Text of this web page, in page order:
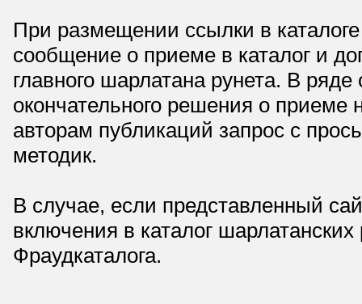
При размещении ссылки в
сообщение о приеме в каталог и
главного шарлатана рунета. В
окончательного решения о приеме
авторам публикаций запрос с
методик.
В случае, если представленный
включения в каталог
Фраудкаталога.